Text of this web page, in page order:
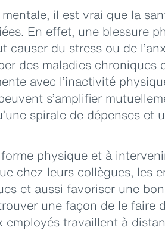
il est vrai que la
En effet, une blessure
du stress ou de
des maladies chroniques
avec l’inactivité
s’amplifier
spirale de dépenses et
physique et à
chez leurs collègues, les
et aussi favoriser une
une façon de le faire
travaillent à